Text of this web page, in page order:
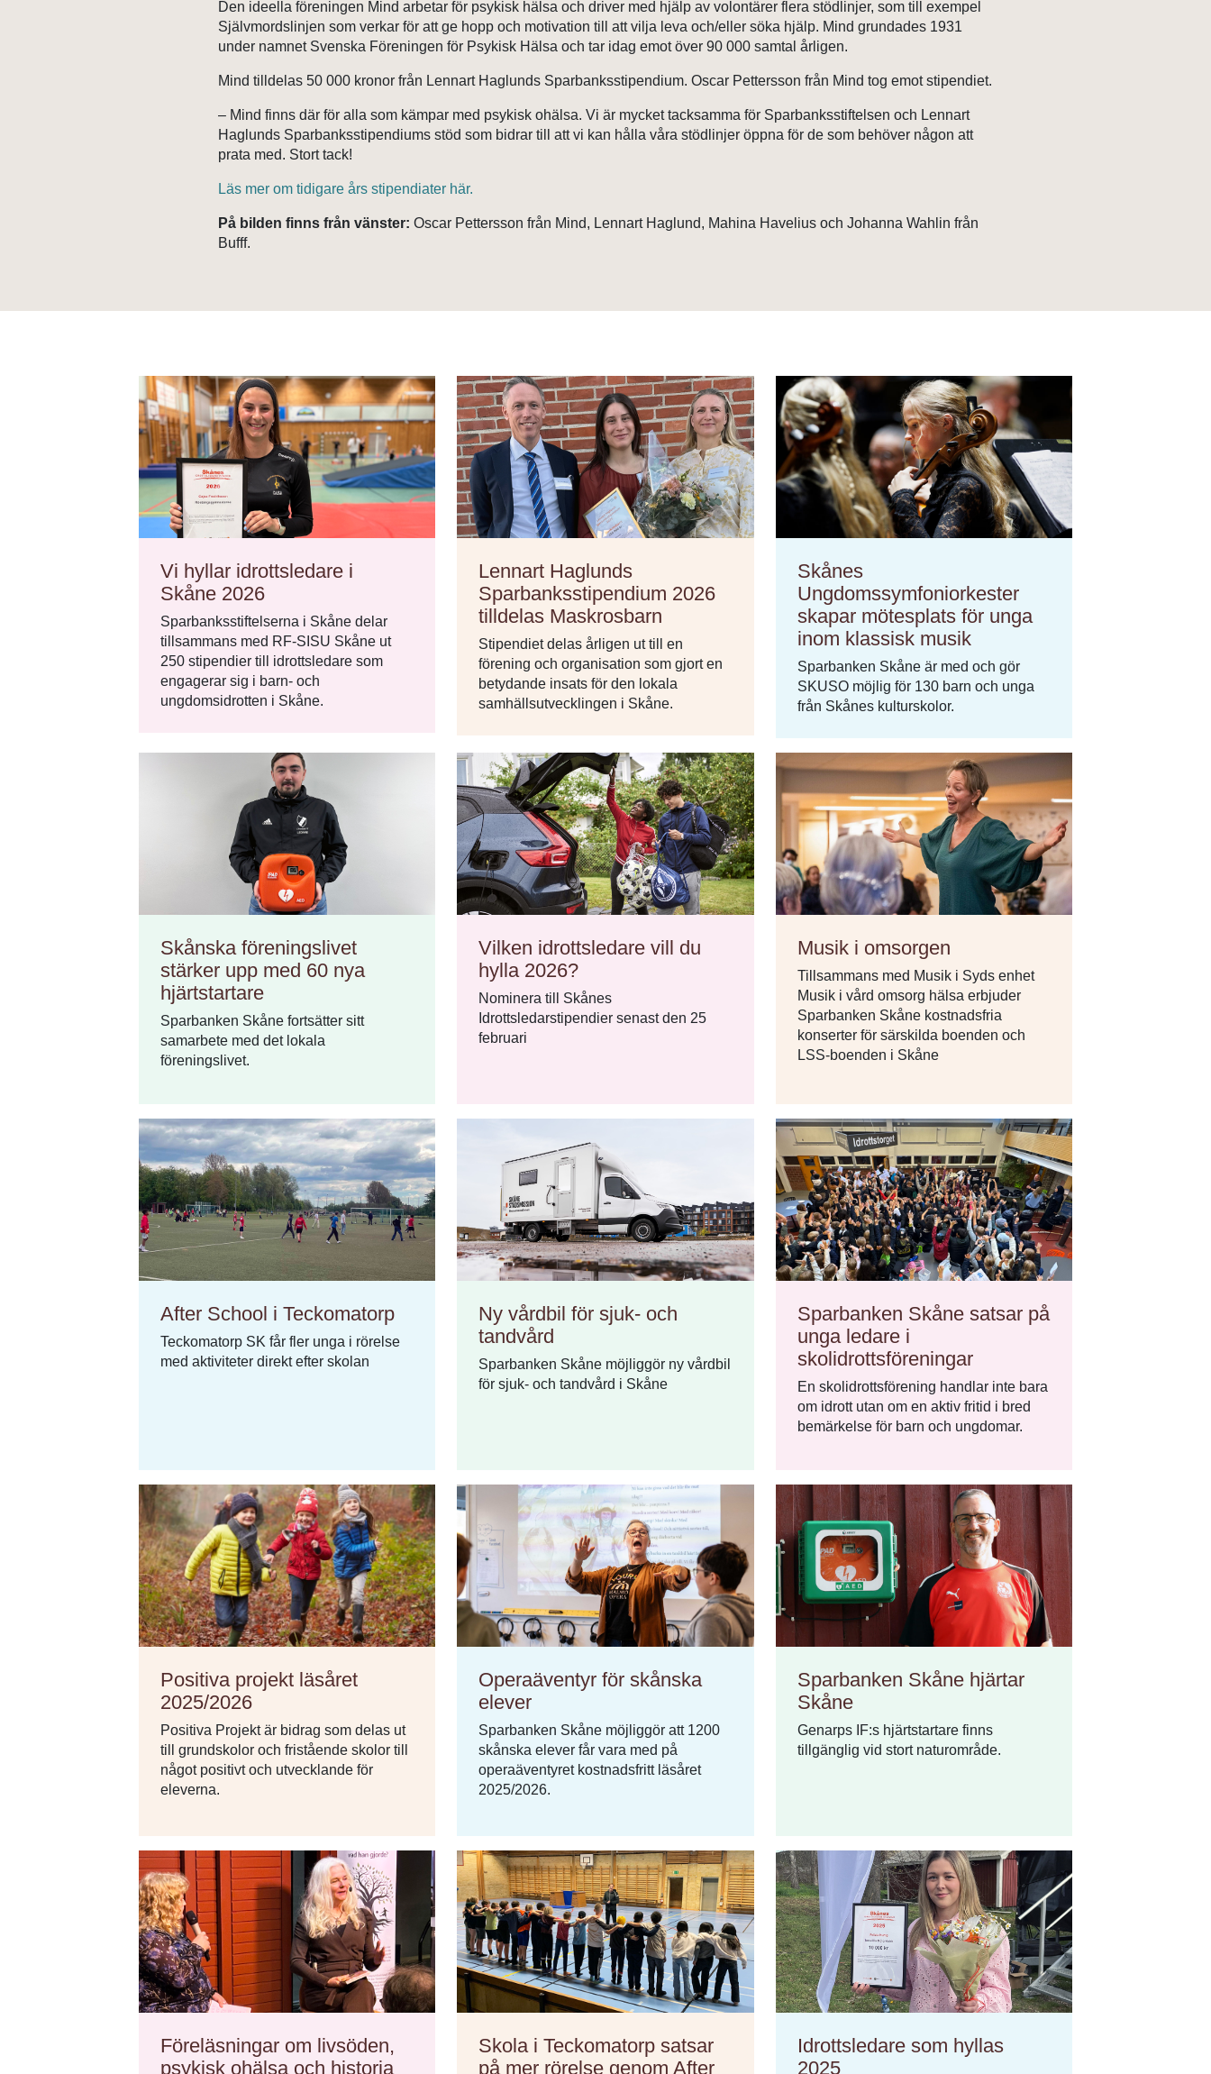
Den ideella föreningen Mind arbetar för psykisk hälsa och driver med hjälp av volontärer flera stödlinjer, som till exempel
Självmordslinjen som verkar för att ge hopp och motivation till att vilja leva och/eller söka hjälp. Mind grundades 1931
under namnet Svenska Föreningen för Psykisk Hälsa och tar idag emot över 90 000 samtal årligen.
Mind tilldelas 50 000 kronor från Lennart Haglunds Sparbanksstipendium. Oscar Pettersson från Mind tog emot stipendiet.
– Mind finns där för alla som kämpar med psykisk ohälsa. Vi är mycket tacksamma för Sparbanksstiftelsen och Lennart
Haglunds Sparbanksstipendiums stöd som bidrar till att vi kan hålla våra stödlinjer öppna för de som behöver någon att
prata med. Stort tack!
Läs mer om tidigare års stipendiater här.
På bilden finns från vänster: Oscar Pettersson från Mind, Lennart Haglund, Mahina Havelius och Johanna Wahlin från
Bufff.
Vi hyllar idrottsledare i
Skåne 2026
Sparbanksstiftelserna i Skåne delar
tillsammans med RF-SISU Skåne ut
250 stipendier till idrottsledare som
engagerar sig i barn- och
ungdomsidrotten i Skåne.
Lennart Haglunds
Sparbanksstipendium 2026
tilldelas Maskrosbarn
Stipendiet delas årligen ut till en
förening och organisation som gjort en
betydande insats för den lokala
samhällsutvecklingen i Skåne.
Skånes
Ungdomssymfoniorkester
skapar mötesplats för unga
inom klassisk musik
Sparbanken Skåne är med och gör
SKUSO möjlig för 130 barn och unga
från Skånes kulturskolor.
Skånska föreningslivet
stärker upp med 60 nya
hjärtstartare
Sparbanken Skåne fortsätter sitt
samarbete med det lokala
föreningslivet.
Vilken idrottsledare vill du
hylla 2026?
Nominera till Skånes
Idrottsledarstipendier senast den 25
februari
Musik i omsorgen
Tillsammans med Musik i Syds enhet
Musik i vård omsorg hälsa erbjuder
Sparbanken Skåne kostnadsfria
konserter för särskilda boenden och
LSS-boenden i Skåne
After School i Teckomatorp
Teckomatorp SK får fler unga i rörelse
med aktiviteter direkt efter skolan
Ny vårdbil för sjuk- och
tandvård
Sparbanken Skåne möjliggör ny vårdbil
för sjuk- och tandvård i Skåne
Sparbanken Skåne satsar på
unga ledare i
skolidrottsföreningar
En skolidrottsförening handlar inte bara
om idrott utan om en aktiv fritid i bred
bemärkelse för barn och ungdomar.
Positiva projekt läsåret
2025/2026
Positiva Projekt är bidrag som delas ut
till grundskolor och fristående skolor till
något positivt och utvecklande för
eleverna.
Operaäventyr för skånska
elever
Sparbanken Skåne möjliggör att 1200
skånska elever får vara med på
operaäventyret kostnadsfritt läsåret
2025/2026.
Sparbanken Skåne hjärtar
Skåne
Genarps IF:s hjärtstartare finns
tillgänglig vid stort naturområde.
Föreläsningar om livsöden,
psykisk ohälsa och historia
Skola i Teckomatorp satsar
på mer rörelse genom After
Idrottsledare som hyllas
2025